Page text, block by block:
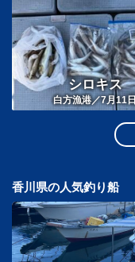
シロキス
白方漁港／7月11日
香川県の人気釣り船